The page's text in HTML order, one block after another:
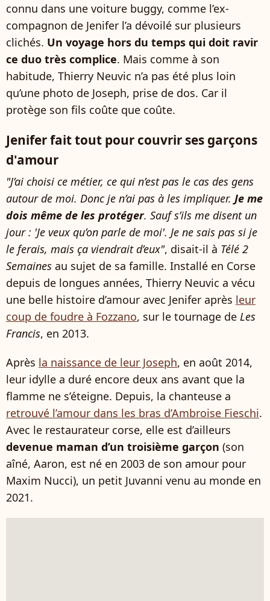
connu dans une voiture buggy, comme l’ex-
compagnon de Jenifer l’a dévoilé sur plusieurs
clichés. Un voyage hors du temps qui doit ravir
ce duo très complice. Mais comme à son
habitude, Thierry Neuvic n’a pas été plus loin
qu’une photo de Joseph, prise de dos. Car il
protège son fils coûte que coûte.
Jenifer fait tout pour couvrir ses garçons
d'amour
"J’ai choisi ce métier, ce qui n’est pas le cas des gens
autour de moi. Donc je n’ai pas à les impliquer. Je me
dois même de les protéger. Sauf s’ils me disent un
jour : 'Je veux qu’on parle de moi'. Je ne sais pas si je
le ferais, mais ça viendrait d’eux", disait-il à Télé 2
Semaines au sujet de sa famille. Installé en Corse
depuis de longues années, Thierry Neuvic a vécu
une belle histoire d’amour avec Jenifer après leur
coup de foudre à Fozzano, sur le tournage de Les
Francis, en 2013.
Après la naissance de leur Joseph, en août 2014,
leur idylle a duré encore deux ans avant que la
flamme ne s’éteigne. Depuis, la chanteuse a
retrouvé l’amour dans les bras d’Ambroise Fieschi.
Avec le restaurateur corse, elle est d’ailleurs
devenue maman d’un troisième garçon (son
aîné, Aaron, est né en 2003 de son amour pour
Maxim Nucci), un petit Juvanni venu au monde en
2021.